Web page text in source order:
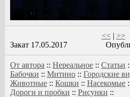
<<| >>
Закат 17.05.2017
От автора :: Нереальное :: Статьи
Бабочки :: Митино :: Городские
Животные :: Кошки :: Насекомые
Дороги и пробки :: Рисунки ::